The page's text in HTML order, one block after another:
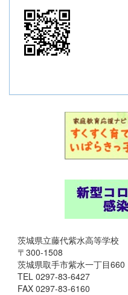
茨城県立藤代紫水高等学校
〒300-1508
茨城県取手市紫水一丁目660
TEL 0297-83-6427
FAX 0297-83-6160